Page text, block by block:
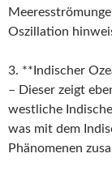
Oszillation
3. **Indischer
– Dieser zeigt
westliche
was mit dem
Phänomenen